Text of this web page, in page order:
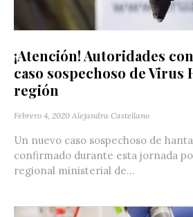
¡Atención! Autoridades
caso sospechoso de Virus
región
Febrero 4, 2020 Alejandra Castellano
Un nuevo caso sospechoso de
confirmado durante esta jornada
regional ministerial de...